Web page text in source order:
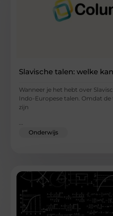
Slavische talen: welke
Wanneer je het hebt over
Indo-Europese talen. Omdat
zijn
...
Onderwijs